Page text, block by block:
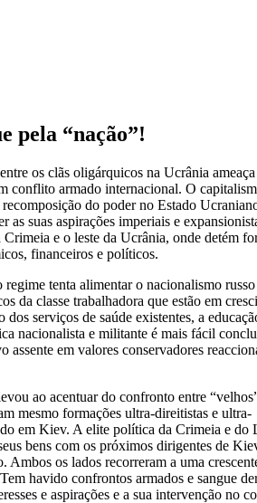
pela “nação”!
os clãs oligárquicos na Ucrânia ameaça
conflito armado internacional. O
do poder no Estado
as suas aspirações imperiais e
Crimeia e o leste da Ucrânia, onde detém
financeiros e políticos.
tenta alimentar o nacionalismo russo
da classe trabalhadora que estão em
serviços de saúde existentes, a
nacionalista e militante é mais fácil
em valores conservadores
ao acentuar do confronto entre
mesmo formações ultra-direitistas e ultra-
em Kiev. A elite política da Crimeia e do
bens com os próximos dirigentes de
os lados recorreram a uma
havido confrontos armados e sangue
e aspirações e a sua intervenção no